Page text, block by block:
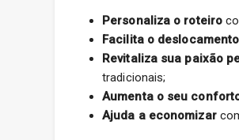
Personaliza o roteiro
Facilita o deslocamento
Revitaliza sua paixão
tradicionais;
Aumenta o seu
Ajuda a economizar